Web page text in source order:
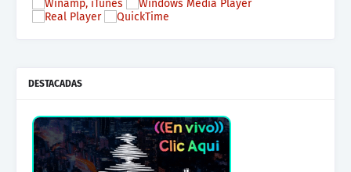
DESTACADAS